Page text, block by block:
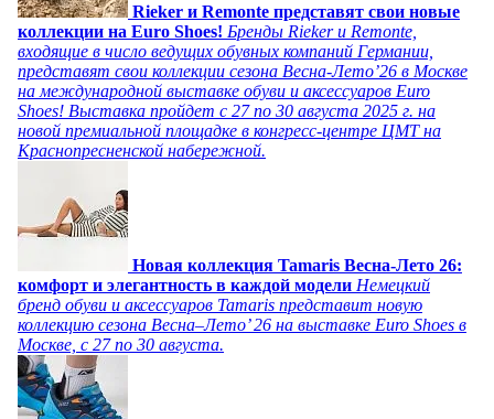
Rieker и Remonte представят свои новые
коллекции на Euro Shoes! Бренды Rieker и Remonte,
входящие в число ведущих обувных компаний Германии,
представят свои коллекции сезона Весна-Лето’26 в Москве
на международной выставке обуви и аксессуаров Euro
Shoes! Выставка пройдет c 27 по 30 августа 2025 г. на
новой премиальной площадке в конгресс-центре ЦМТ на
Краснопресненской набережной.
Новая коллекция Tamaris Весна-Лето 26:
комфорт и элегантность в каждой модели Немецкий
бренд обуви и аксессуаров Tamaris представит новую
коллекцию сезона Весна–Лето’ 26 на выставке Euro Shoes в
Москве, с 27 по 30 августа.